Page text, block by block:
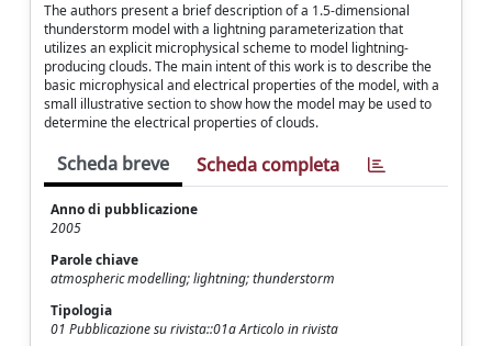
The authors present a brief description of a 1.5-dimensional
thunderstorm model with a lightning parameterization that
utilizes an explicit microphysical scheme to model lightning-
producing clouds. The main intent of this work is to describe the
basic microphysical and electrical properties of the model, with a
small illustrative section to show how the model may be used to
determine the electrical properties of clouds.
Scheda breve Scheda completa
Anno di pubblicazione
2005
Parole chiave
atmospheric modelling; lightning; thunderstorm
Tipologia
01 Pubblicazione su rivista::01a Articolo in rivista